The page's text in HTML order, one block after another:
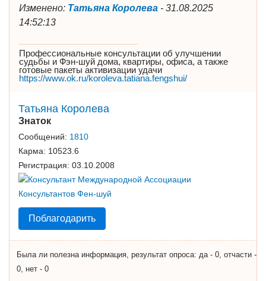
Изменено: Татьяна Королева - 31.08.2025
14:52:13
Профессиональные консультации об улучшении
судьбы и Фэн-шуй дома, квартиры, офиса, а также
готовые пакеты активизации удачи
https://www.ok.ru/koroleva.tatiana.fengshui/
Татьяна Королева
Знаток
Сообщений: 1810
Карма: 10523.6
Регистрация: 03.10.2008
Поблагодарить
Была ли полезна информация, результат опроса: да - 0, отчасти -
0, нет - 0